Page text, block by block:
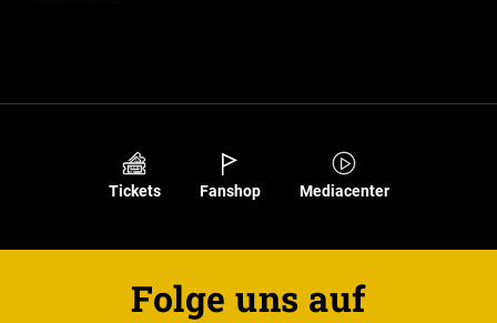
Tickets Fanshop Mediacenter
Folge uns auf